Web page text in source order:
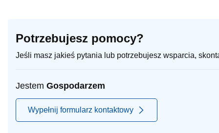
Potrzebujesz pomocy?
Jeśli masz jakieś pytania lub potrzebujesz wsparcia,
Jestem Gospodarzem
Wypełnij formularz kontaktowy